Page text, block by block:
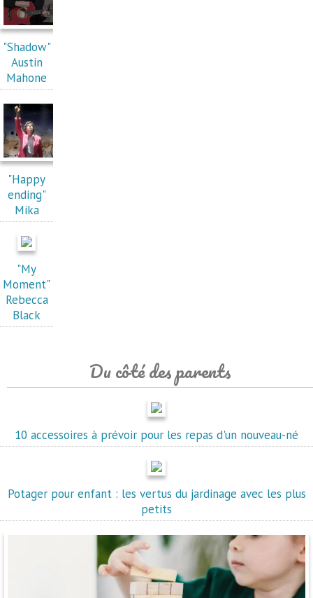
"Shadow"
Austin
Mahone
"Happy
ending"
Mika
"My
Moment"
Rebecca
Black
Du côté des parents
10 accessoires à prévoir pour les repas d'un nouveau-né
Potager pour enfant : les vertus du jardinage avec les plus
petits